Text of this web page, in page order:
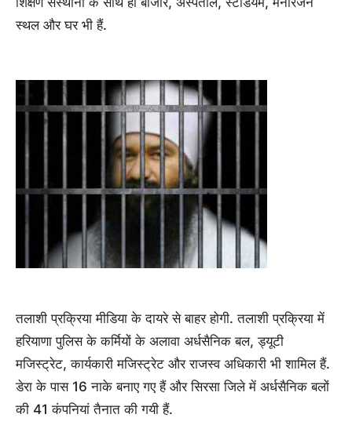
स्थल और घर भी हैं.
तलाशी प्रक्रिया मीडिया के दायरे से बाहर होगी. तलाशी प्रक्रिया में
हरियाणा पुलिस के कर्मियों के अलावा अर्धसैनिक बल, ड्यूटी
मजिस्ट्रेट, कार्यकारी मजिस्ट्रेट और राजस्व अधिकारी भी शामिल हैं.
डेरा के पास 16 नाके बनाए गए हैं और सिरसा जिले में अर्धसैनिक बलों
की 41 कंपनियां तैनात की गयी हैं.